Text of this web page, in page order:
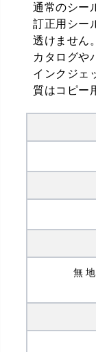
通常のシー
訂正用シー
透けません。
カタログや
インクジェ
質はコピー
無